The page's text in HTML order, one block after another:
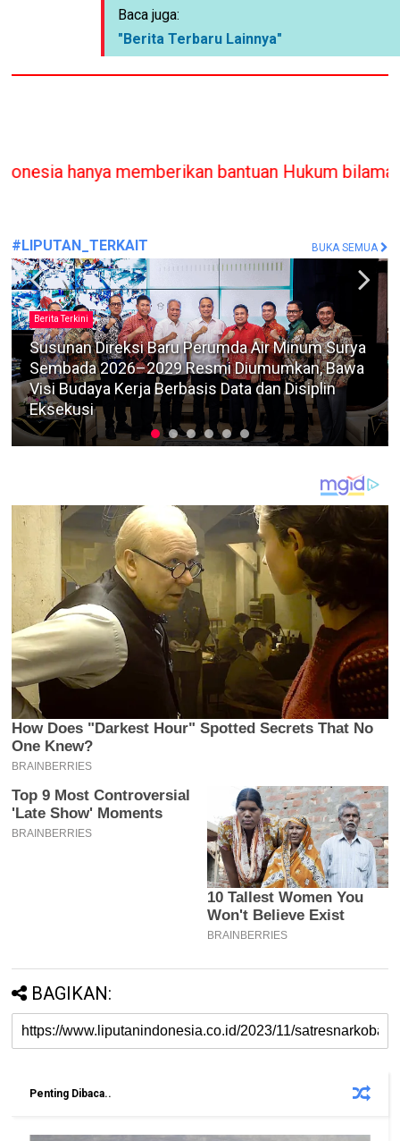
Baca juga:
"Berita Terbaru Lainnya"
bantuan Hukum bilamana
#LIPUTAN_TERKAIT BUKA SEMUA
Berita Terkini
Timbun dan Perdagangkan Solar Subsidi dengan
Tangki Modifikasi, Bagus Diadili
BAGIKAN:
Penting Dibaca..